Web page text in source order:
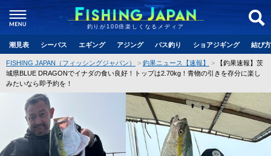
釣りが100倍楽しくなるメディア
潮見表 シーバス エギング アジング バス釣り ショアジギング 結び
FISHING JAPAN（フィッシングジャパン） 釣果ニュース【速報】
【釣果速報】茨
城県BLUE DRAGONでイナダの食い良好！トップは2.70kg！青物の引きを存分に楽し
みたいなら即予約を！